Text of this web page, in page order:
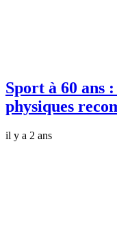
Sport à 60 ans
physiques
il y a 2 ans